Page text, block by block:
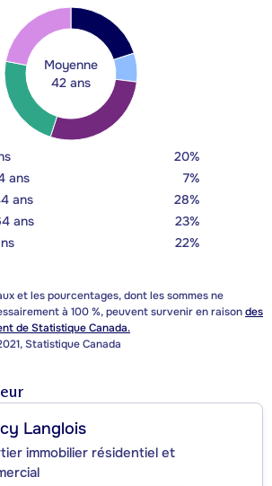
Moyenne
42 ans
20%
ans
7%
ans
28%
ans
23%
22%
et les pourcentages, dont les sommes ne
à 100 %, peuvent survenir en raisondes
de Statistique Canada.
Statistique Canada
Langlois
immobilier résidentiel et